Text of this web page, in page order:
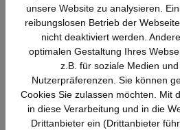
unsere Website zu analysieren.
reibungslosen Betrieb der
nicht deaktiviert werden.
optimalen Gestaltung Ihres
z.B. für soziale Medien
Nutzerpräferenzen. Sie können
Cookies Sie zulassen möchten. Mit
in diese Verarbeitung und in die
Drittanbieter ein (Drittanbieter